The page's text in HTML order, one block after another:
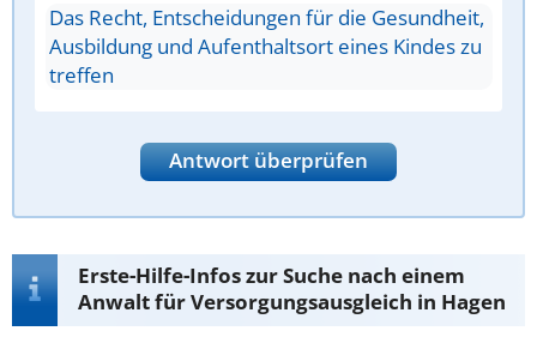
Das Recht, Entscheidungen für die Gesundheit,
Ausbildung und Aufenthaltsort eines Kindes zu
treffen
Antwort überprüfen
Erste-Hilfe-Infos zur Suche nach einem
Anwalt für Versorgungsausgleich in Hagen